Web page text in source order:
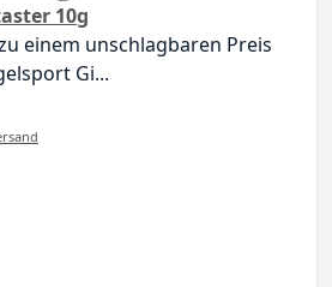
10g
einem unschlagbaren Preis
Gi...